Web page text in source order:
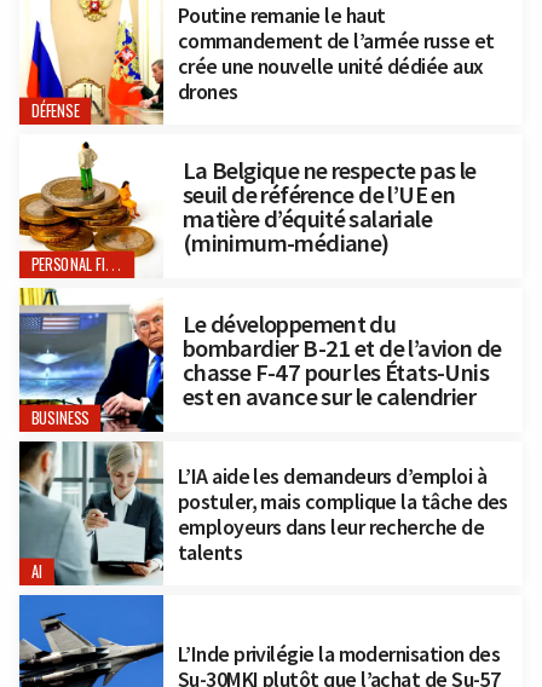
DÉFENSE
Poutine remanie le haut
commandement de l’armée russe et
crée une nouvelle unité dédiée aux
drones
PERSONAL FINANCE
La Belgique ne respecte pas le
seuil de référence de l’UE en
matière d’équité salariale
(minimum-médiane)
BUSINESS
Le développement du
bombardier B-21 et de l’avion de
chasse F-47 pour les États-Unis
est en avance sur le calendrier
AI
L’IA aide les demandeurs d’emploi à
postuler, mais complique la tâche des
employeurs dans leur recherche de
talents
L’Inde privilégie la modernisation des
Su-30MKI plutôt que l’achat de Su-57